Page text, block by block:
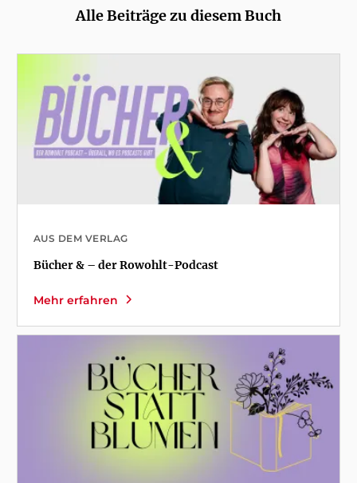
Alle Beiträge zu diesem Buch
AUS DEM VERLAG
Bücher & – der Rowohlt-Podcast
Mehr erfahren